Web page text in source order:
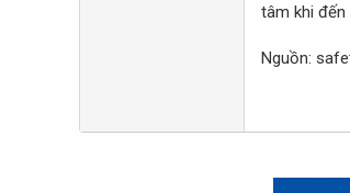
tâm khi
Nguồn: